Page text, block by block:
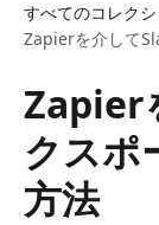
すべてのコレク
Zapierを介して
Zapier
クスポ
方法